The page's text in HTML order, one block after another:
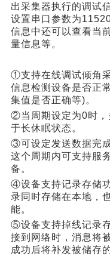
出采集器执行的调试
设置串口参数为
信息中还可以查看当
量信息等。
①支持在线调试倾角
信息检测设备是否正
集值是否正确等)。
②当周期设定为0时，
于长休眠状态。
③可设定发送数据完
这个周期内可支持服
备。
④设备支持记录存储
录同时存储在本地，
能。
⑤设备支持掉线记录
接到网络时，消息将
成功后将补发被储存